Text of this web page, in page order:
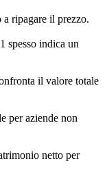
ripagare il prezzo.
spesso indica un
il valore totale
per aziende non
netto per